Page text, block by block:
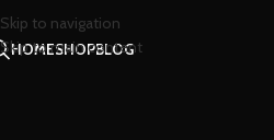
Skip to navigation
Skip to main content
HOMESHOPBLOG